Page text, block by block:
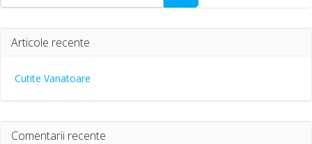
Articole recente
Cutite Vanatoare
Comentarii recente